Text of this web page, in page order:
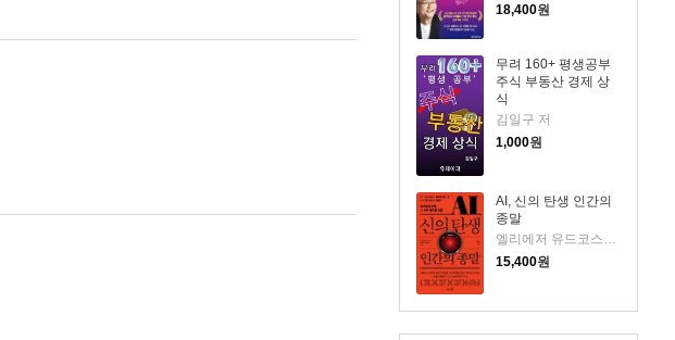
18,400원
무려 160+ 평생공부
주식 부동산 경제 상
식
김일구 저
1,000원
AI, 신의 탄생 인간의
종말
엘리에저 유드코스키,네이트 소아레스 공저/고영훈 역
15,400원